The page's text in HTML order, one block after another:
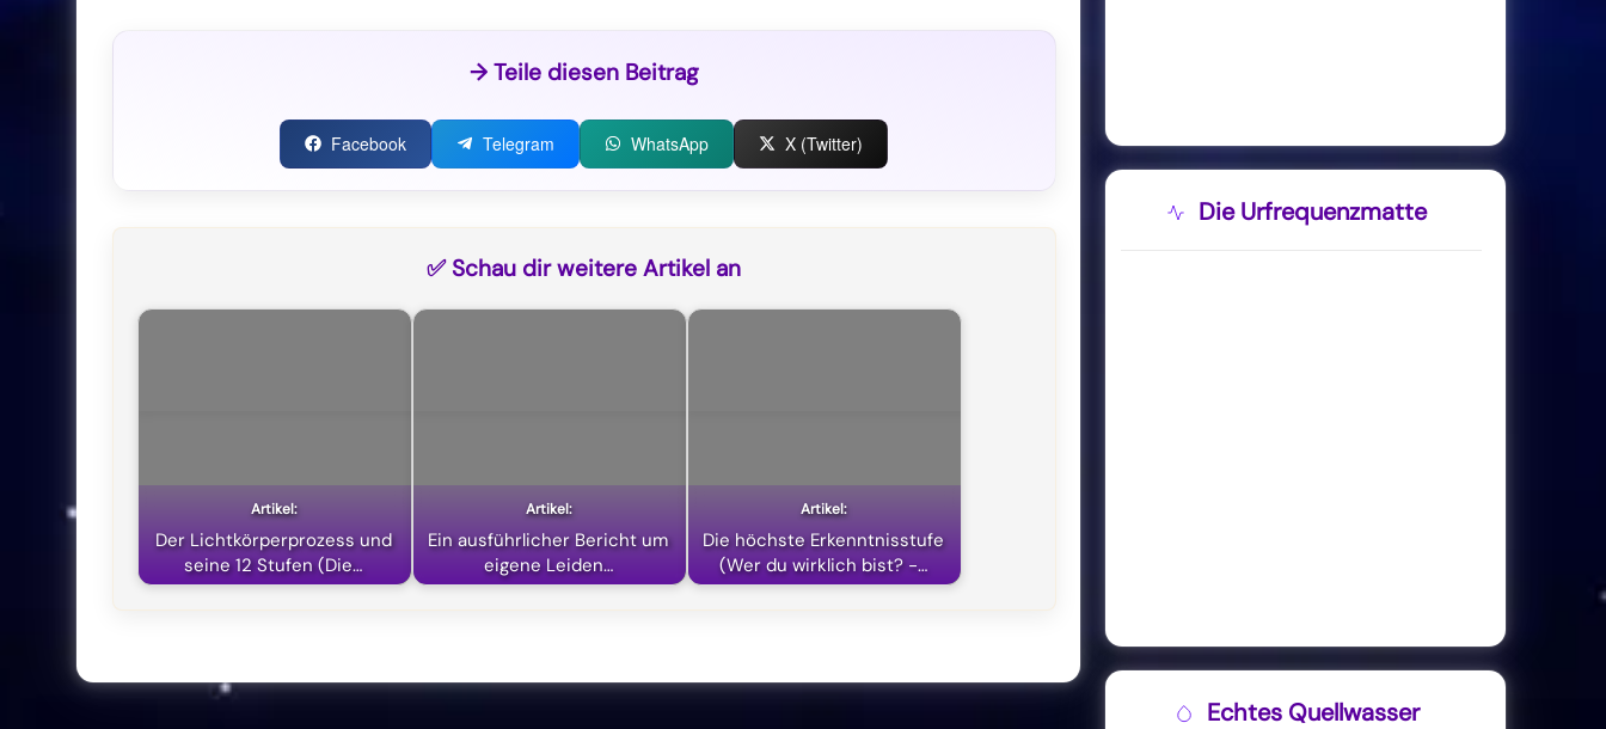
→ Teile diesen Beitrag
Facebook Telegram WhatsApp X (Twitter)
✅ Schau dir weitere Artikel an
Der Lichtkörperprozess und
seine 12 Stufen (Die…
Ein ausführlicher Bericht um
eigene Leiden…
Die höchste Erkenntnisstufe
(Wer du wirklich bist? -…
Die Urfrequenzmatte
Echtes Quellwasser